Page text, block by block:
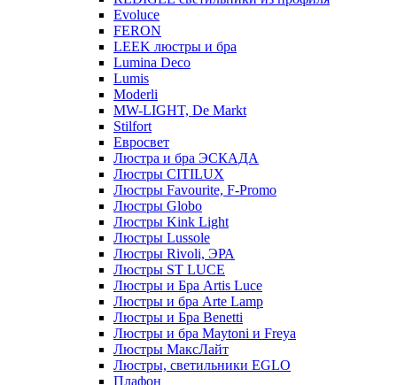
Evoluce
FERON
LEEK люстры и бра
Lumina Deco
Lumis
Moderli
MW-LIGHT, De Markt
Stilfort
Евросвет
Люстра и бра ЭСКАДА
Люстры CITILUX
Люстры Favourite, F-Promo
Люстры Globo
Люстры Kink Light
Люстры Lussole
Люстры Rivoli, ЭРА
Люстры ST LUCE
Люстры и Бра Artis Luce
Люстры и бра Arte Lamp
Люстры и Бра Benetti
Люстры и бра Maytoni и Freya
Люстры МаксЛайт
Люстры, светильники EGLO
Плафон